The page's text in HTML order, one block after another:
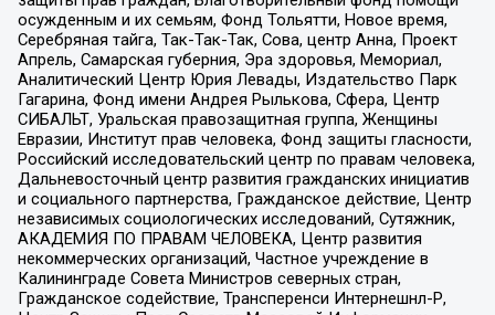
осужденным и их семьям, Фонд Тольятти, Новое время,
Серебряная тайга, Так-Так-Так, Сова, центр Анна, Проект
Апрель, Самарская губерния, Эра здоровья, Мемориал,
Аналитический Центр Юрия Левады, Издательство Парк
Гагарина, Фонд имени Андрея Рылькова, Сфера, Центр
СИБАЛЬТ, Уральская правозащитная группа, Женщины
Евразии, Институт прав человека, Фонд защиты гласности,
Российский исследовательский центр по правам человека,
Дальневосточный центр развития гражданских инициатив
и социального партнерства, Гражданское действие, Центр
независимых социологических исследований, Сутяжник,
АКАДЕМИЯ ПО ПРАВАМ ЧЕЛОВЕКА, Центр развития
некоммерческих организаций, Частное учреждение в
Калининграде Совета Министров северных стран,
Гражданское содействие, Трансперенси Интернешнл-Р,